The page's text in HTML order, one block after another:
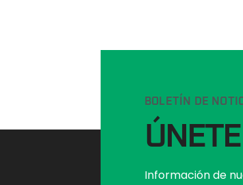
BOLETÍN DE
Información de